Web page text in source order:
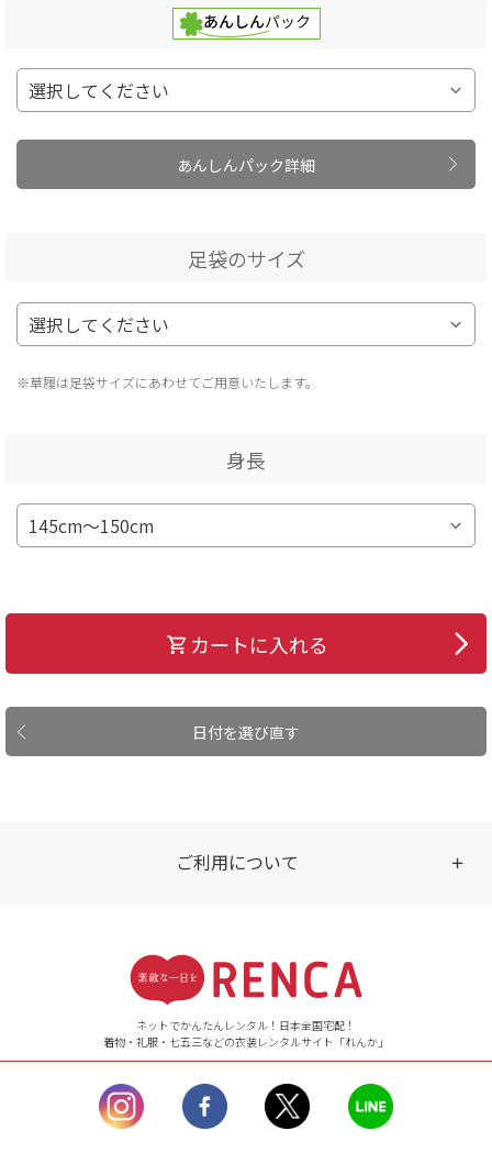
あんしんパック詳細
足袋のサイズ
※草履は足袋サイズにあわせてご用意いたします。
身長
日付を選び直す
カートに入れる
ご利用について
【ご注文（インターネット）】
24時間年中無休
【お問い合わせ窓口（メー
ル）】10:00~17:00
土曜日、日曜日、臨
時休業日を除く。
営業時間外にいただ
ネットでかんたんレンタル！日本全国宅配！
着物・礼服・七五三などの衣装レンタルサイト「れんか」